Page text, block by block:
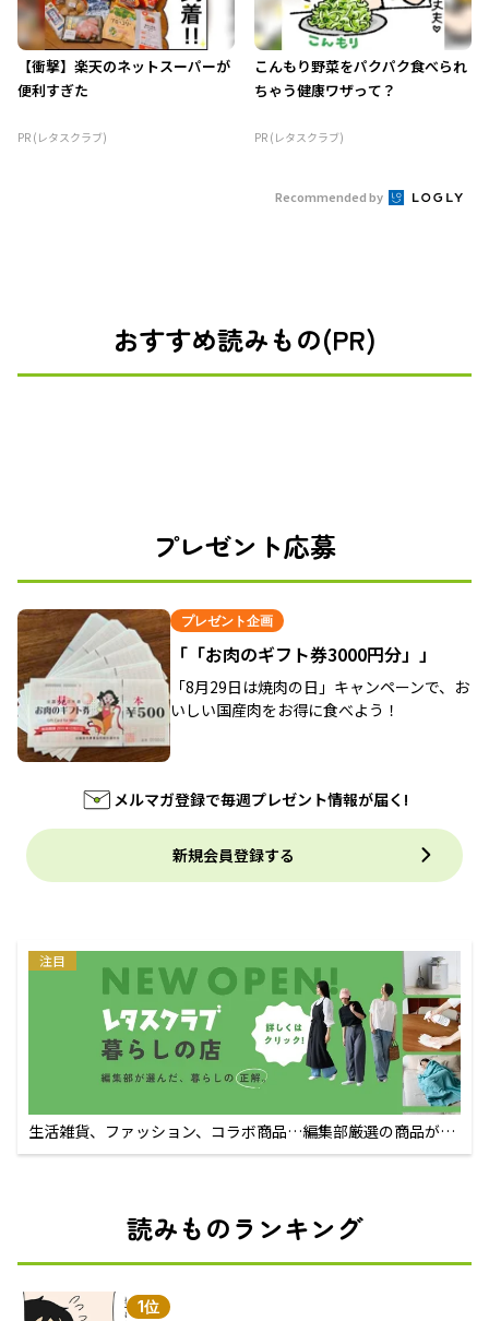
【衝撃】楽天のネットスーパーが
便利すぎた
PR (レタスクラブ)
こんもり野菜をパクパク食べられ
ちゃう健康ワザって？
PR (レタスクラブ)
Recommended by
おすすめ読みもの(PR)
プレゼント応募
プレゼント企画
「「お肉のギフト券3000円分」」
「8月29日は焼肉の日」キャンペーンで、お
いしい国産肉をお得に食べよう！
メルマガ登録で毎週プレゼント情報が届く!
新規会員登録する
注目
生活雑貨、ファッション、コラボ商品…編集部厳選の商品が買
えるECサイト
読みものランキング
1位